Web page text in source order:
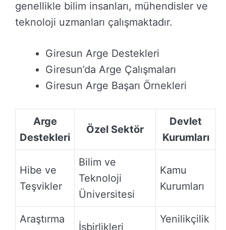
genellikle bilim insanları, mühendisler ve
teknoloji uzmanları çalışmaktadır.
Giresun Arge Destekleri
Giresun’da Arge Çalışmaları
Giresun Arge Başarı Örnekleri
Arge
Destekleri
Özel Sektör
Devlet
Kurumları
Hibe ve
Teşvikler
Bilim ve
Teknoloji
Üniversitesi
Kamu
Kurumları
Araştırma
İşbirlikleri
Yenilikçilik